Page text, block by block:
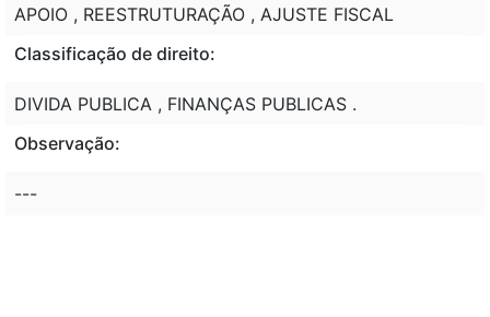
APOIO , REESTRUTURAÇÃO , AJUSTE FISCAL
Classificação de direito:
DIVIDA PUBLICA , FINANÇAS PUBLICAS .
Observação:
---